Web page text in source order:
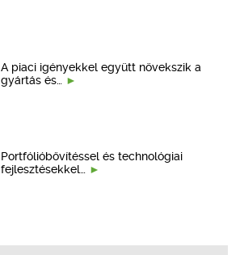
A piaci igényekkel együtt növekszik a
gyártás és…
Portfólióbővítéssel és technológiai
fejlesztésekkel…